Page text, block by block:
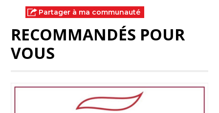
Partager à ma communauté
RECOMMANDÉS POUR
VOUS